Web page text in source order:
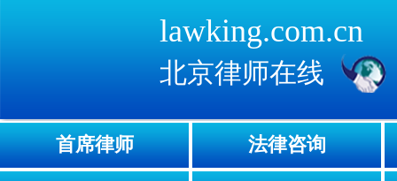
lawking.com.cn
北京律师在线
首席律师 法律咨询